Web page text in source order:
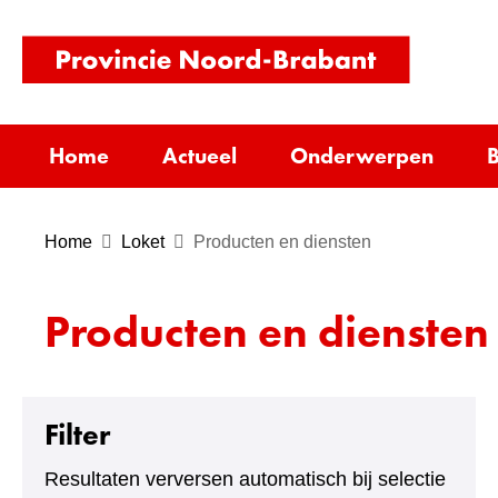
homepage)
Home Actueel Onderwerpen
Home Loket Producten en diensten
Producten en diensten
Filter
Resultaten verversen automatisch bij selectie